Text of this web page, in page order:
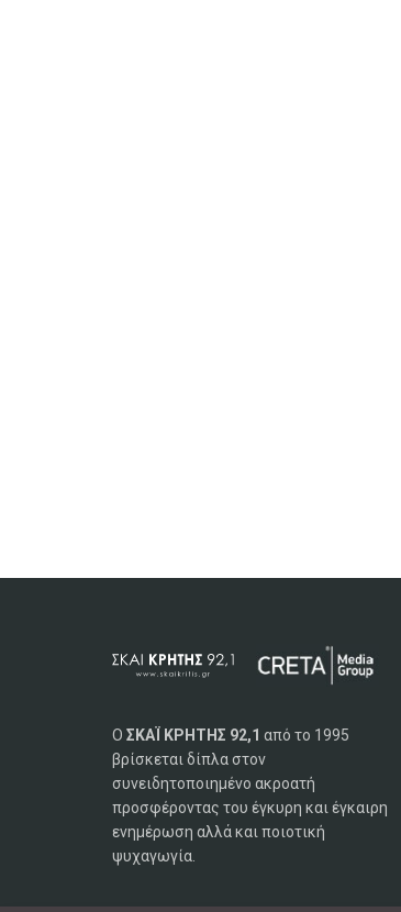
Ο ΣΚΑΪ ΚΡΗΤΗΣ 92,1 από το 1995
βρίσκεται δίπλα στον
συνειδητοποιημένο ακροατή
προσφέροντας του έγκυρη και έγκαιρη
ενημέρωση αλλά και ποιοτική
ψυχαγωγία.